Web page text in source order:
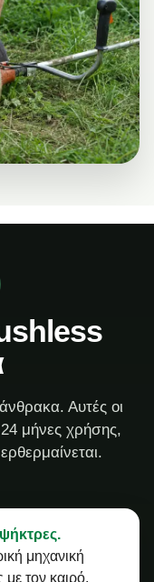
Αυτές οι
μήνες χρήσης,
μηχανική
τον καιρό.